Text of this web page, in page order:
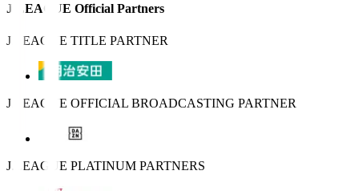
J.LEAGUE Official Partners
J.LEAGUE TITLE PARTNER
J.LEAGUE OFFICIAL BROADCASTING PARTNER
J.LEAGUE PLATINUM PARTNERS